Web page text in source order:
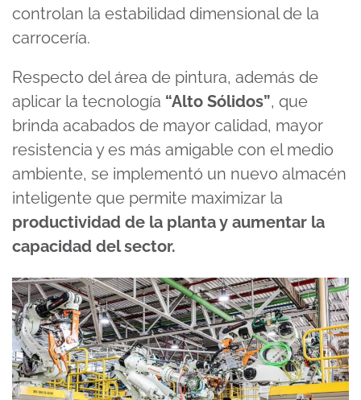
controlan la estabilidad dimensional de la
carrocería.
Respecto del área de pintura, además de
aplicar la tecnología “Alto Sólidos”, que
brinda acabados de mayor calidad, mayor
resistencia y es más amigable con el medio
ambiente, se implementó un nuevo almacén
inteligente que permite maximizar la
productividad de la planta y aumentar la
capacidad del sector.